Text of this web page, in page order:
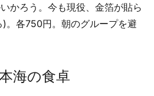
かろう。今も現役、金箔が貼ら
。各750円。朝のグループを避
海の食卓